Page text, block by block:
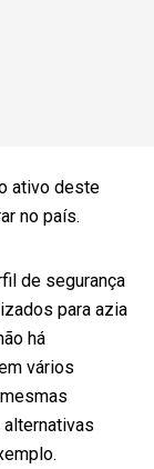
ativo deste
no país.
de segurança
para azia
há
vários